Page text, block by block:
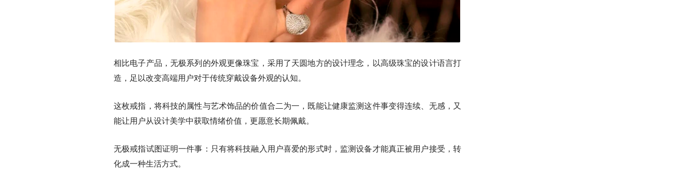
相比电子产品，无极系列的外观更像珠宝，采用了天圆地方的设计理念，以高级珠宝的设计语言打
造，足以改变高端用户对于传统穿戴设备外观的认知。
这枚戒指，将科技的属性与艺术饰品的价值合二为一，既能让健康监测这件事变得连续、无感，又
能让用户从设计美学中获取情绪价值，更愿意长期佩戴。
无极戒指试图证明一件事： 只有将科技融入用户喜爱的形式时，监测设备才能真正被用户接受，转
化成一种生活方式。